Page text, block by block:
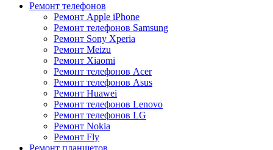
Ремонт телефонов
Ремонт Apple iPhone
Ремонт телефонов Samsung
Ремонт Sony Xperia
Ремонт Meizu
Ремонт Xiaomi
Ремонт телефонов Acer
Ремонт телефонов Asus
Ремонт Huawei
Ремонт телефонов Lenovo
Ремонт телефонов LG
Ремонт Nokia
Ремонт Fly
Ремонт планшетов